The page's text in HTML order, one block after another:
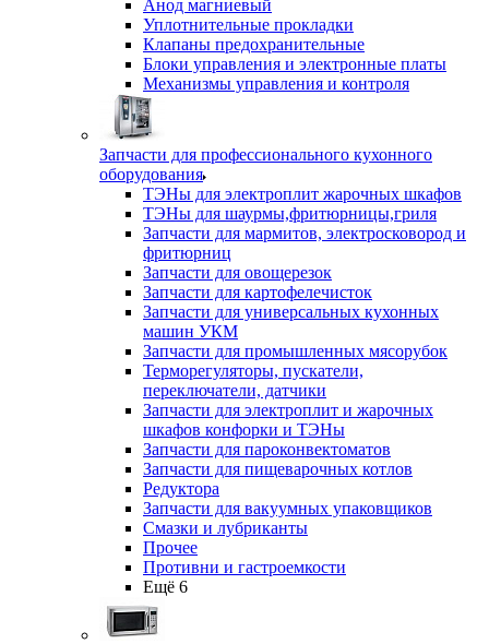
Анод магниевый
Уплотнительные прокладки
Клапаны предохранительные
Блоки управления и электронные платы
Механизмы управления и контроля
Запчасти для профессионального кухонного
оборудования
ТЭНы для электроплит жарочных шкафов
ТЭНы для шаурмы,фритюрницы,гриля
Запчасти для мармитов, электросковород и
фритюрниц
Запчасти для овощерезок
Запчасти для картофелечисток
Запчасти для универсальных кухонных
машин УКМ
Запчасти для промышленных мясорубок
Терморегуляторы, пускатели,
переключатели, датчики
Запчасти для электроплит и жарочных
шкафов конфорки и ТЭНы
Запчасти для пароконвектоматов
Запчасти для пищеварочных котлов
Редуктора
Запчасти для вакуумных упаковщиков
Смазки и лубриканты
Прочее
Противни и гастроемкости
Ещё 6